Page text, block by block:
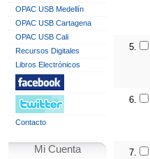
OPAC USB Medellín
OPAC USB Cartagena
OPAC USB Cali
Recursos Digitales
Libros Electrónicos
Contacto
Mi Cuenta
5.
6.
7.